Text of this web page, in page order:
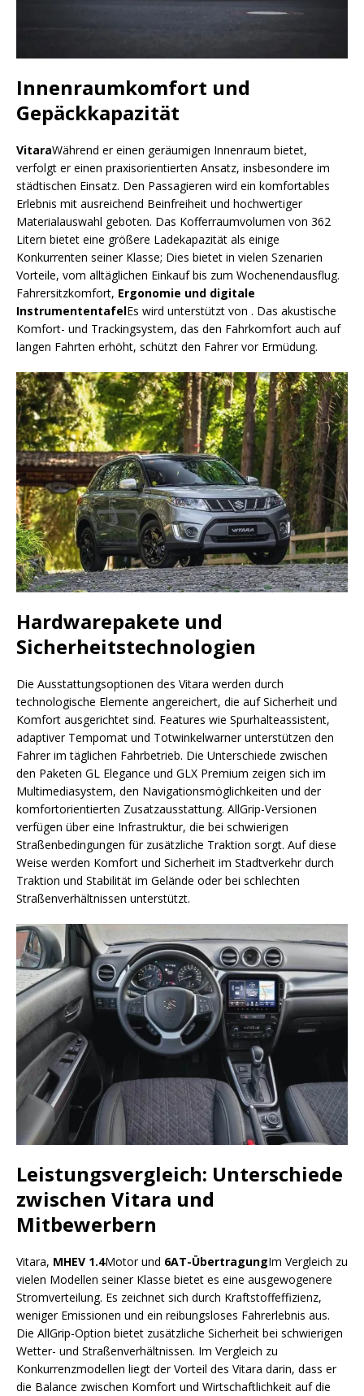
Innenraumkomfort und
Gepäckkapazität
VitaraWährend er einen geräumigen Innenraum bietet,
verfolgt er einen praxisorientierten Ansatz, insbesondere im
städtischen Einsatz. Den Passagieren wird ein komfortables
Erlebnis mit ausreichend Beinfreiheit und hochwertiger
Materialauswahl geboten. Das Kofferraumvolumen von 362
Litern bietet eine größere Ladekapazität als einige
Konkurrenten seiner Klasse; Dies bietet in vielen Szenarien
Vorteile, vom alltäglichen Einkauf bis zum Wochenendausflug.
Fahrersitzkomfort, Ergonomie und digitale
InstrumententafelEs wird unterstützt von . Das akustische
Komfort- und Trackingsystem, das den Fahrkomfort auch auf
langen Fahrten erhöht, schützt den Fahrer vor Ermüdung.
Hardwarepakete und
Sicherheitstechnologien
Die Ausstattungsoptionen des Vitara werden durch
technologische Elemente angereichert, die auf Sicherheit und
Komfort ausgerichtet sind. Features wie Spurhalteassistent,
adaptiver Tempomat und Totwinkelwarner unterstützen den
Fahrer im täglichen Fahrbetrieb. Die Unterschiede zwischen
den Paketen GL Elegance und GLX Premium zeigen sich im
Multimediasystem, den Navigationsmöglichkeiten und der
komfortorientierten Zusatzausstattung. AllGrip-Versionen
verfügen über eine Infrastruktur, die bei schwierigen
Straßenbedingungen für zusätzliche Traktion sorgt. Auf diese
Weise werden Komfort und Sicherheit im Stadtverkehr durch
Traktion und Stabilität im Gelände oder bei schlechten
Straßenverhältnissen unterstützt.
Leistungsvergleich: Unterschiede
zwischen Vitara und
Mitbewerbern
Vitara, MHEV 1.4Motor und 6AT-ÜbertragungIm Vergleich zu
vielen Modellen seiner Klasse bietet es eine ausgewogenere
Stromverteilung. Es zeichnet sich durch Kraftstoffeffizienz,
weniger Emissionen und ein reibungsloses Fahrerlebnis aus.
Die AllGrip-Option bietet zusätzliche Sicherheit bei schwierigen
Wetter- und Straßenverhältnissen. Im Vergleich zu
Konkurrenzmodellen liegt der Vorteil des Vitara darin, dass er
die Balance zwischen Komfort und Wirtschaftlichkeit auf die